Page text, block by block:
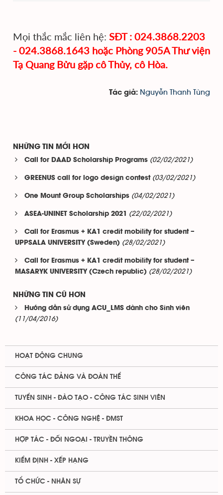
Mọi thắc mắc liên hệ: SĐT : 024.3868.2203
- 024.3868.1643 hoặc Phòng 905A Thư viện
Tạ Quang Bửu gặp cô Thủy, cô Hòa.
Tác giả: Nguyễn Thanh Tùng
NHỮNG TIN MỚI HƠN
Call for DAAD Scholarship Programs (02/02/2021)
GREENUS call for logo design contest (03/02/2021)
One Mount Group Scholarships (04/02/2021)
ASEA-UNINET Scholarship 2021 (22/02/2021)
Call for Erasmus + KA1 credit mobility for student –
UPPSALA UNIVERSITY (Sweden) (28/02/2021)
Call for Erasmus + KA1 credit mobility for student –
MASARYK UNIVERSITY (Czech republic) (28/02/2021)
NHỮNG TIN CŨ HƠN
Hướng dẫn sử dụng ACU_LMS dành cho Sinh viên
(11/04/2016)
HOẠT ĐỘNG CHUNG
CÔNG TÁC ĐẢNG VÀ ĐOÀN THỂ
TUYỂN SINH - ĐÀO TẠO - CÔNG TÁC SINH VIÊN
KHOA HỌC - CÔNG NGHỆ - ĐMST
HỢP TÁC - ĐỐI NGOẠI - TRUYỀN THÔNG
KIỂM ĐỊNH - XẾP HẠNG
TỔ CHỨC - NHÂN SỰ